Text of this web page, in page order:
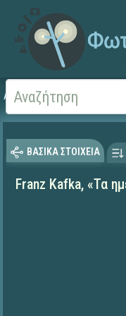
Αρχική
ΒΑΣΙΚΑ ΣΤΟΙΧΕΙΑ
Franz Kafka, «Τα